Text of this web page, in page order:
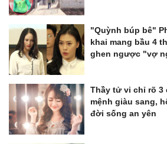
"Quỳnh búp bê"
khai mang bầu 4
ghen ngược "vợ
Thầy tử vi chỉ rõ 3
mệnh giàu sang,
đời sống an yên